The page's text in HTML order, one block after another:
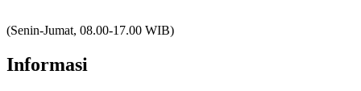
(Senin-Jumat, 08.00-17.00 WIB)
Informasi